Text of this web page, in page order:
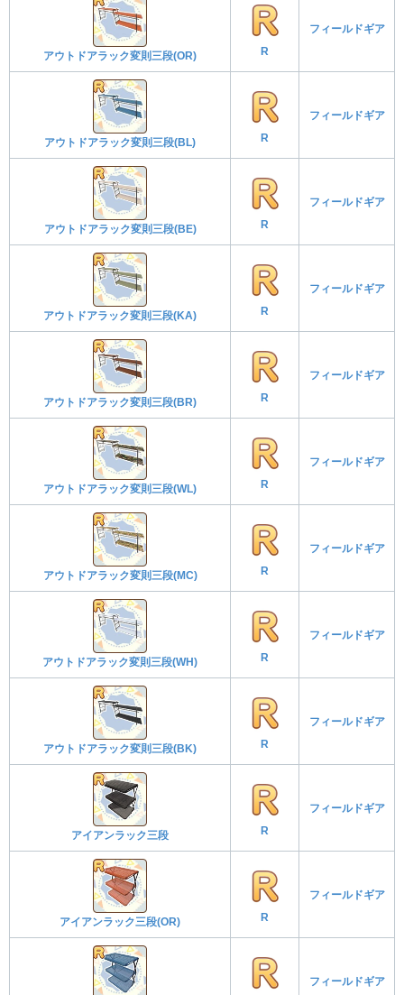
アウトドアラック変則三段(OR) R
フィールドギア
アウトドアラック変則三段(BL) R
フィールドギア
アウトドアラック変則三段(BE) R
フィールドギア
アウトドアラック変則三段(KA) R
フィールドギア
アウトドアラック変則三段(BR) R
フィールドギア
アウトドアラック変則三段(WL) R
フィールドギア
アウトドアラック変則三段(MC) R
フィールドギア
アウトドアラック変則三段(WH) R
フィールドギア
アウトドアラック変則三段(BK) R
フィールドギア
アイアンラック三段 R
フィールドギア
アイアンラック三段(OR) R
フィールドギア
フィールドギア